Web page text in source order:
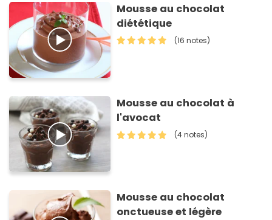
Mousse au chocolat
diététique
(16 notes)
Mousse au chocolat à
l'avocat
(4 notes)
Mousse au chocolat
onctueuse et légère